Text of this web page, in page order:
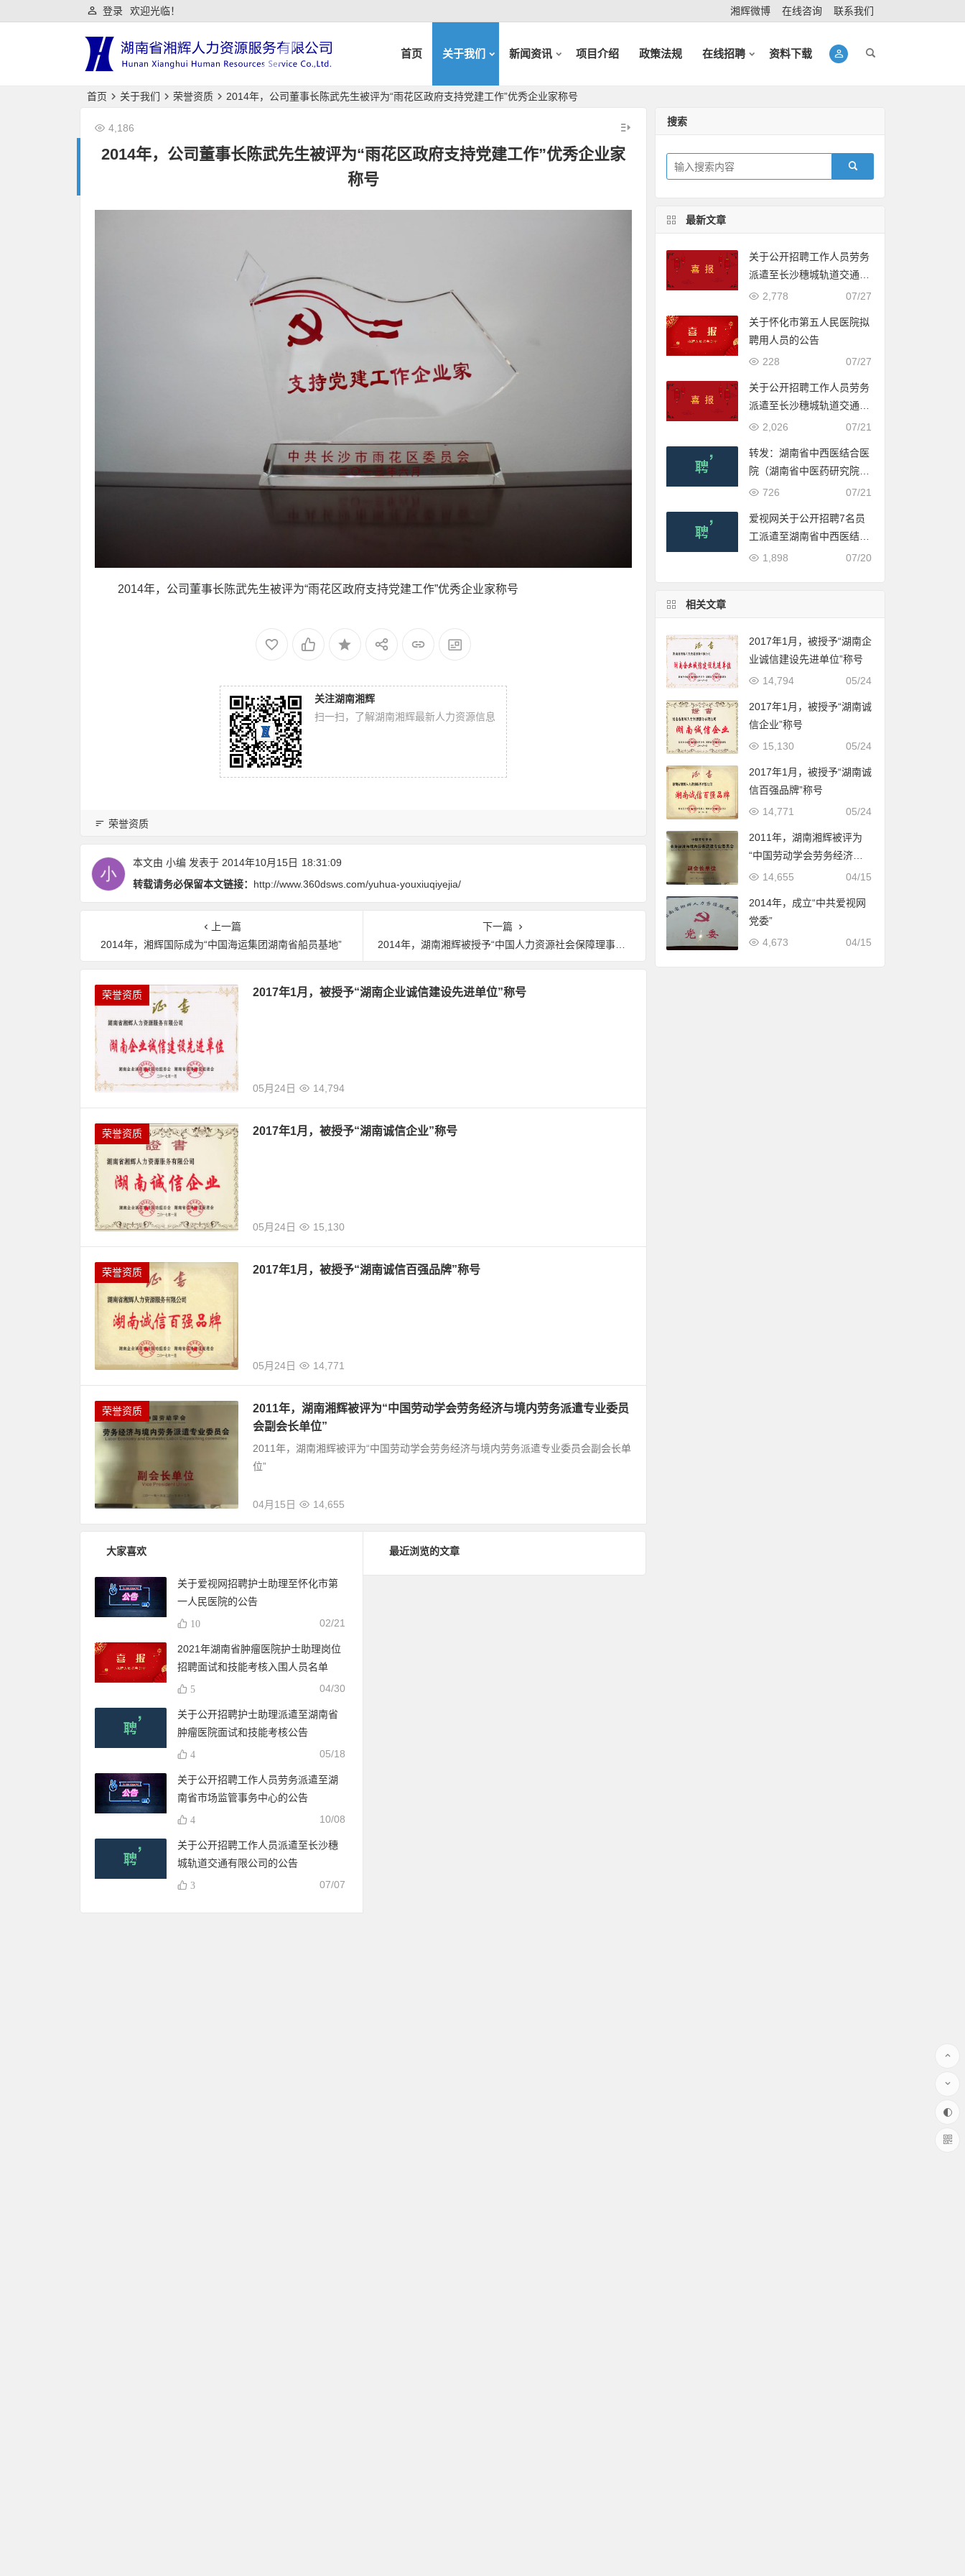
欢迎光临！
登录 湘辉微博 在线咨询 联系我们
首页 关于我们 新闻资讯 项目介绍 政策法规 在线招聘 资料下载
首页 关于我们 荣誉资质 2014年，公司董事长陈武先生被评为“雨花区政府支持党建工作”优秀企业家称号
2014年，公司董事长陈武先生被评为“雨花区政府支持党建工作”优秀企业家
称号
4,186
2014年，公司董事长陈武先生被评为“雨花区政府支持党建工作”优秀企业家称号
关注湖南湘辉
扫一扫，了解湖南湘辉最新人力资源信息
荣誉资质
本文由 小编 发表于 2014年10月15日 18:31:09
转载请务必保留本文链接： http://www.360dsws.com/yuhua-youxiuqiyejia/
上一篇
2014年，湘辉国际成为“中国海运集团湖南省船员基地”
下一篇
2014年，湖南湘辉被授予“中国人力资源社会保障理事会常务理事单位”
荣誉资质 2017年1月，被授予“湖南企业诚信建设先进单位”称号
05月24日 14,794
荣誉资质 2017年1月，被授予“湖南诚信企业”称号
05月24日 15,130
荣誉资质 2017年1月，被授予“湖南诚信百强品牌”称号
05月24日 14,771
荣誉资质
2011年，湖南湘辉被评为“中国劳动学会劳务经济与境内劳务派遣专业委员
会副会长单位”
2011年，湖南湘辉被评为“中国劳动学会劳务经济与境内劳务派遣专业委员会副会长单
位”
04月15日 14,655
大家喜欢
关于爱视网招聘护士助理至怀化市第
一人民医院的公告
10 02/21
2021年湖南省肿瘤医院护士助理岗位
招聘面试和技能考核入围人员名单
5 04/30
关于公开招聘护士助理派遣至湖南省
肿瘤医院面试和技能考核公告
4 05/18
关于公开招聘工作人员劳务派遣至湖
南省市场监管事务中心的公告
4 10/08
关于公开招聘工作人员派遣至长沙穗
城轨道交通有限公司的公告
3 07/07
最近浏览的文章
搜索
最新文章
关于公开招聘工作人员劳务
派遣至长沙穗城轨道交通有
限公司入围体检人员名单的
07/27
2,778
关于怀化市第五人民医院拟
聘用人员的公告
07/27
228
关于公开招聘工作人员劳务
派遣至长沙穗城轨道交通有
限公司入围体检人员名单的
07/21
2,026
转发：湖南省中西医结合医
院（湖南省中医药研究院附
属医院）2022年公开招聘
07/21
726
爱视网关于公开招聘7名员
工派遣至湖南省中西医结合
医院（湖南省中医药研究院
07/20
1,898
相关文章
2017年1月，被授予“湖南企
业诚信建设先进单位”称号
05/24
14,794
2017年1月，被授予“湖南诚
信企业”称号
05/24
15,130
2017年1月，被授予“湖南诚
信百强品牌”称号
05/24
14,771
2011年，湖南湘辉被评为
“中国劳动学会劳务经济与
境内劳务派遣专业委员会副
04/15
14,655
2014年，成立“中共爱视网
党委”
04/15
4,673